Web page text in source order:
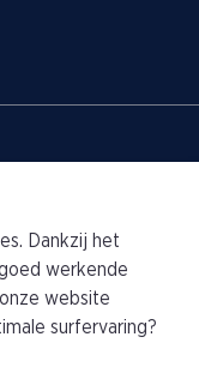
Dankzij het
werkende
website
surfervaring?